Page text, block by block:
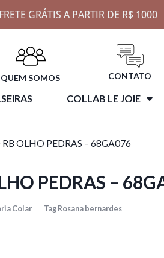
GRÁTIS A PARTIR DE R$ 1000
QUEM SOMOS CONTATO
COLLAB LE JOIE
RB OLHO PEDRAS – 68GA076
PEDRAS –
Colar Tag Rosana bernardes